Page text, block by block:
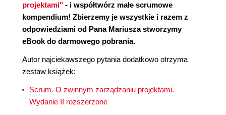
projektami" - i współtwórz małe scrumowe
kompendium! Zbierzemy je wszystkie i razem z
odpowiedziami od Pana Mariusza stworzymy
eBook do darmowego pobrania.
Autor najciekawszego pytania dodatkowo otrzyma
zestaw książek:
Scrum. O zwinnym zarządzaniu projektami.
Wydanie II rozszerzone